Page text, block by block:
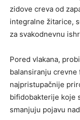
zidove creva od
integralne žitarice,
za svakodnevnu
Pored vlakana,
balansiranju
najpristupačnije
bifidobakterije koje
smanjuju pojavu